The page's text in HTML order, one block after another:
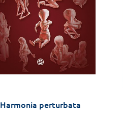
Harmonia perturbata